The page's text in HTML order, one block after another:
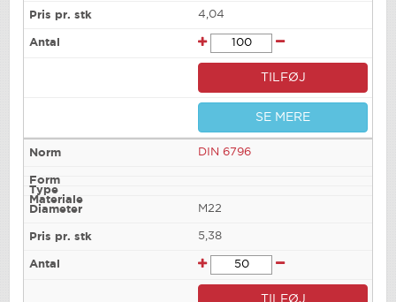
4,04
TILFØJ
SE MERE
DIN 6796
M22
5,38
TILFØJ